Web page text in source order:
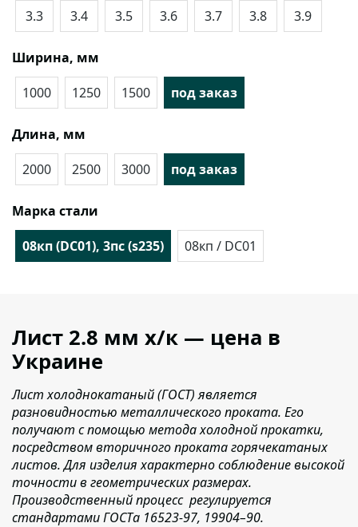
3.3 3.4 3.5 3.6 3.7 3.8 3.9
Ширина, мм
1000
1250 1500 под заказ
Длина, мм
2000
2500 3000 под заказ
Марка стали
08кп (DC01), 3пс (s235)
08кп / DC01
Лист 2.8 мм x/к — цена в
Украине
Лист холоднокатаный (ГОСТ) является
разновидностью металлического проката. Его
получают с помощью метода холодной прокатки,
посредством вторичного проката горячекатаных
листов. Для изделия характерно соблюдение высокой
точности в геометрических размерах.
Производственный процесс регулируется
стандартами ГОСТа 16523-97, 19904–90.